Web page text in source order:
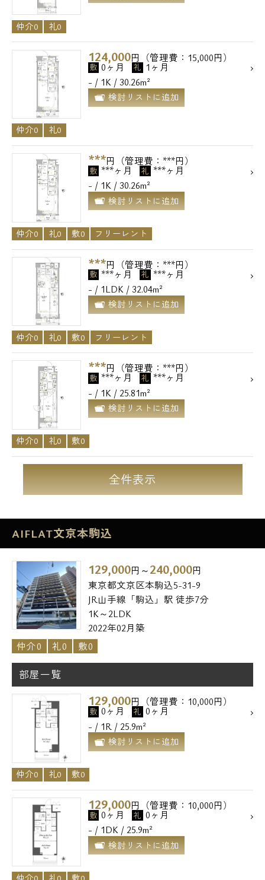
仲介0 礼0
124,000円（管理費：15,000円）
敷 0ヶ月 礼 1ヶ月
- / 1K / 30.26m²
検討リストに追加
仲介0 礼0
***円（管理費：***円）
敷 ***ヶ月 礼 ***ヶ月
- / 1K / 30.26m²
検討リストに追加
仲介0 礼0 敷0 フリーレント
***円（管理費：***円）
敷 ***ヶ月 礼 ***ヶ月
- / 1LDK / 32.04m²
検討リストに追加
仲介0 礼0 敷0 フリーレント
***円（管理費：***円）
敷 ***ヶ月 礼 ***ヶ月
- / 1K / 25.81m²
検討リストに追加
仲介0 礼0 敷0
全件表示
AIFLAT文京本駒込
129,000円～ 240,000円
東京都文京区本駒込5-31-9
JR山手線「駒込」駅 徒歩7分
1K～2LDK
2022年02月築
仲介0
礼0 敷0
部屋一覧
129,000円（管理費：10,000円）
敷 0ヶ月 礼 0ヶ月
- / 1R / 25.9m²
検討リストに追加
仲介0 礼0 敷0
129,000円（管理費：10,000円）
敷 0ヶ月 礼 0ヶ月
- / 1DK / 25.9m²
検討リストに追加